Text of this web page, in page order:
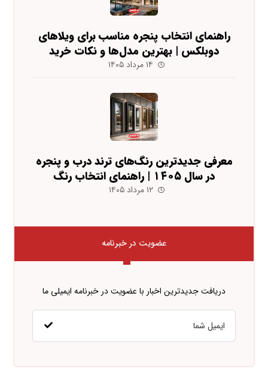
راهنمای انتخاب پنجره مناسب برای ویلاهای
دوبلکس | بهترین مدل‌ها و نکات خرید
۱۴ مرداد ۱۴۰۵
معرفی جدیدترین رنگ‌های ترند درب و پنجره
در سال ۱۴۰۵ | راهنمای انتخاب رنگ
۱۲ مرداد ۱۴۰۵
عضویت در خبرنامه
دریافت جدیدترین اخبار با عضویت در خبرنامه ایمیلی ما